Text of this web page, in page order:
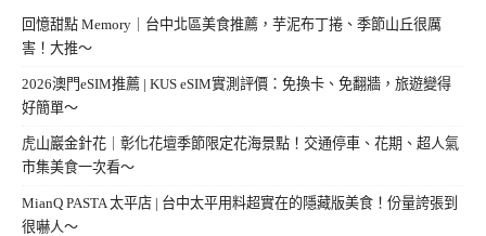
回憶甜點 Memory｜台中北區美食推薦，芋泥布丁捲、季節山丘很厲
害！大推～
2026澳門eSIM推薦 | KUS eSIM實測評價：免換卡、免翻牆，旅遊變得
好簡單～
虎山巖金針花｜彰化花壇季節限定花海景點！交通停車、花期、超人氣
市集美食一次看～
MianQ PASTA 太平店 | 台中太平用料超實在的隱藏版美食！份量誇張到
很嚇人～